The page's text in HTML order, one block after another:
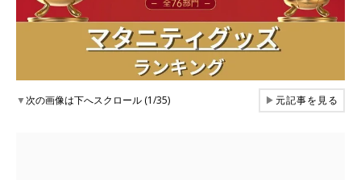
▼次の画像は下へスクロール (1/35) ▶元記事を見る